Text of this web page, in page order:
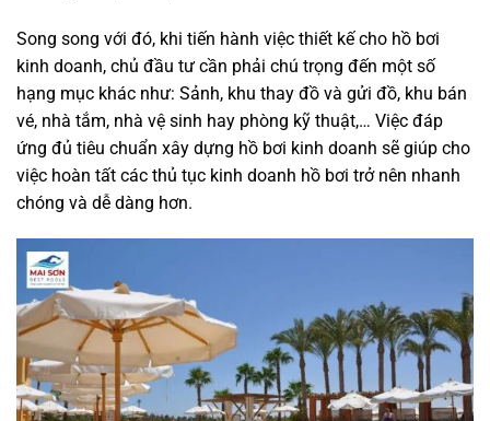
Song song với đó, khi tiến hành việc thiết kế cho hồ bơi
kinh doanh, chủ đầu tư cần phải chú trọng đến một số
hạng mục khác như: Sảnh, khu thay đồ và gửi đồ, khu bán
vé, nhà tắm, nhà vệ sinh hay phòng kỹ thuật,… Việc đáp
ứng đủ tiêu chuẩn xây dựng hồ bơi kinh doanh sẽ giúp cho
việc hoàn tất các thủ tục kinh doanh hồ bơi trở nên nhanh
chóng và dễ dàng hơn.